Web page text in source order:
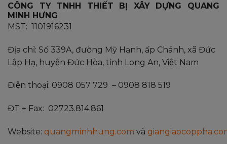
CÔNG TY TNHH THIẾT BỊ XÂY DỰNG QUANG
MINH HƯNG
MST: 1101916231
Địa chỉ: Số 339A, đường Mỹ Hạnh, ấp Chánh, xã Đức
Lập Hạ, huyện Đức Hòa, tỉnh Long An, Việt Nam
Điện thoại: 0908 057 729 – 0908 818 519
ĐT + Fax: 02723.814.861
Website: quangminhhung.com và